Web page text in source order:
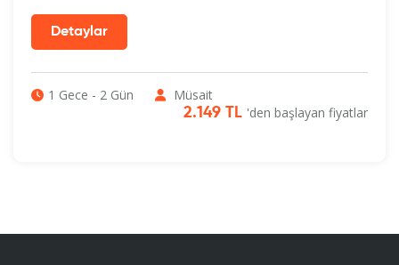
1 Gece - 2 Gün Müsait
2.149 TL 'den başlayan fiyatlar